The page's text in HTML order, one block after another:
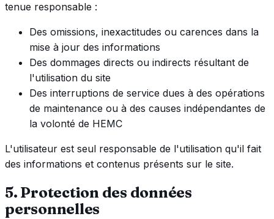
tenue responsable :
Des omissions, inexactitudes ou carences dans la
mise à jour des informations
Des dommages directs ou indirects résultant de
l'utilisation du site
Des interruptions de service dues à des opérations
de maintenance ou à des causes indépendantes de
la volonté de HEMC
L'utilisateur est seul responsable de l'utilisation qu'il fait
des informations et contenus présents sur le site.
5. Protection des données
personnelles